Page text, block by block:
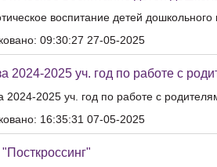
воспитание детей
09:30:27 27-05-2025
2024-2025 уч. год по работе с
2024-2025 уч. год по работе с
16:35:31 07-05-2025
"Посткроссинг"